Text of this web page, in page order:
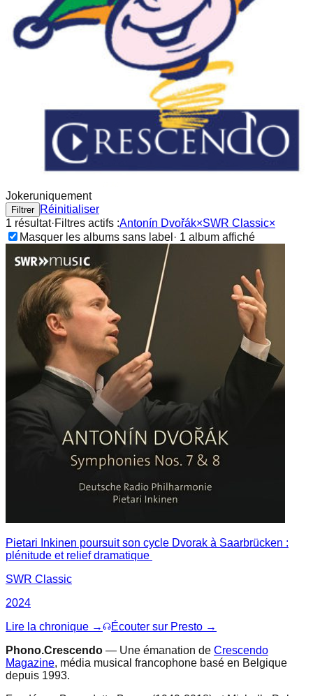
Jokeruniquement
Filtrer
Réinitialiser
1 résultat·Filtres actifs :Antonín Dvořák×SWR Classic×
Masquer les albums sans label · 1 album affiché
Pietari Inkinen poursuit son cycle Dvorak à Saarbrücken :
plénitude et relief dramatique
SWR Classic
2024
Lire la chronique →
Écouter sur Presto →
Phono.Crescendo — Une émanation de Crescendo
Magazine, média musical francophone basé en Belgique
depuis 1993.